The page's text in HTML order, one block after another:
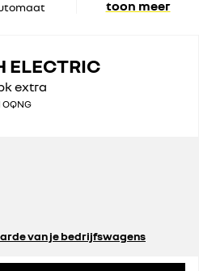
toon meer
ELECTRIC
extra
van je bedrijfswagens